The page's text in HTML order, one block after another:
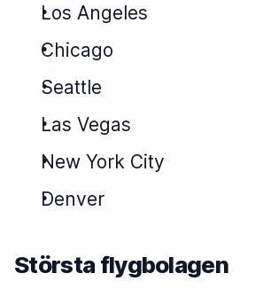
Los Angeles
Chicago
Seattle
Las Vegas
New York City
Denver
Största flygbolagen